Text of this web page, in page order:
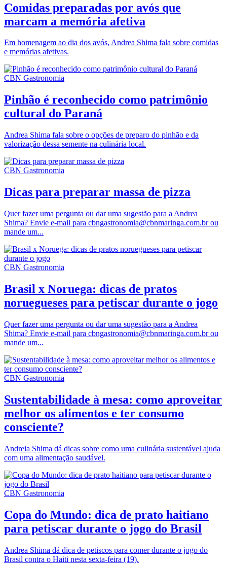
Comidas preparadas por avós que
marcam a memória afetiva
Em homenagem ao dia dos avós, Andrea Shima fala sobre comidas
e memórias afetivas.
CBN Gastronomia
Pinhão é reconhecido como patrimônio
cultural do Paraná
Andrea Shima fala sobre o opções de preparo do pinhão e da
valorização dessa semente na culinária local.
CBN Gastronomia
Dicas para preparar massa de pizza
Quer fazer uma pergunta ou dar uma sugestão para a Andrea
Shima? Envie e-mail para cbngastronomia@cbnmaringa.com.br ou
mande um...
CBN Gastronomia
Brasil x Noruega: dicas de pratos
noruegueses para petiscar durante o jogo
Quer fazer uma pergunta ou dar uma sugestão para a Andrea
Shima? Envie e-mail para cbngastronomia@cbnmaringa.com.br ou
mande um...
CBN Gastronomia
Sustentabilidade à mesa: como aproveitar
melhor os alimentos e ter consumo
consciente?
Andreia Shima dá dicas sobre como uma culinária sustentável ajuda
com uma alimentação saudável.
CBN Gastronomia
Copa do Mundo: dica de prato haitiano
para petiscar durante o jogo do Brasil
Andrea Shima dá dica de petiscos para comer durante o jogo do
Brasil contra o Haiti nesta sexta-feira (19).